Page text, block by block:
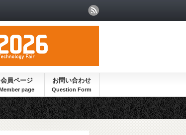
会員ページ お問い合わせ